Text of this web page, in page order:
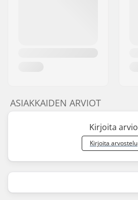
ASIAKKAIDEN ARVIOT
Kirjoita arvio
Kirjoita arvostelu